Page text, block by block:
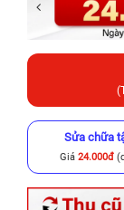
Sửa chữa
Giá 24.000đ